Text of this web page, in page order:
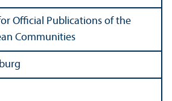
Official Publications of the
Communities